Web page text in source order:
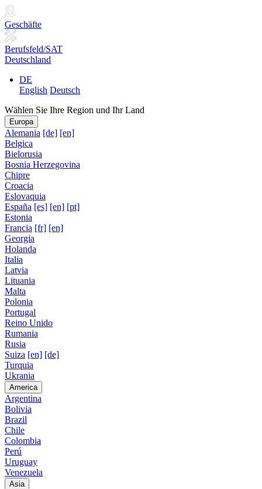
Geschäfte
Berufsfeld/SAT
Deutschland
DE
English Deutsch
Wählen Sie Ihre Region und Ihr Land
Europa
Alemania [de] [en]
Belgica
Bielorusia
Bosnia Herzegovina
Chipre
Croacia
Eslovaquia
España [es] [en] [pt]
Estonia
Francia [fr] [en]
Georgia
Holanda
Italia
Latvia
Lituania
Malta
Polonia
Portugal
Reino Unido
Rumania
Rusia
Suiza [en] [de]
Turquia
Ukrania
America
Argentina
Bolivia
Brazil
Chile
Colombia
Perú
Uruguay
Venezuela
Asia